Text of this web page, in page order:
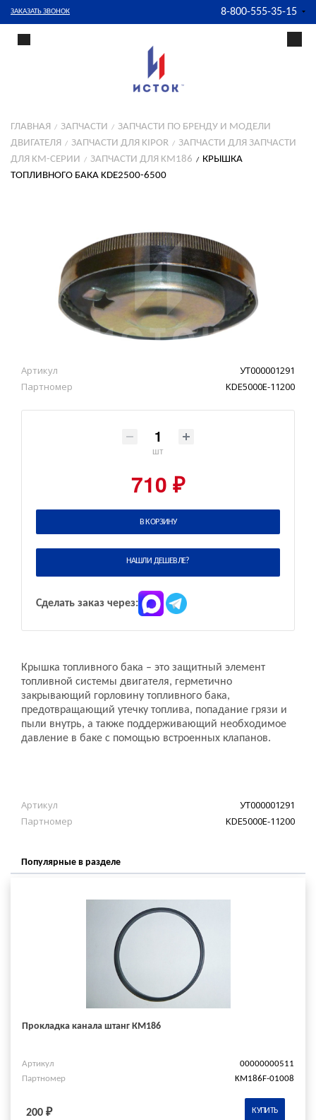
ЗАКАЗАТЬ ЗВОНОК 8-800-555-35-15
ГЛАВНАЯ ЗАПЧАСТИ
ЗАПЧАСТИ ПО БРЕНДУ И МОДЕЛИ
ДВИГАТЕЛЯ
ЗАПЧАСТИ ДЛЯ KIPOR
ЗАПЧАСТИ ДЛЯ ЗАПЧАСТИ
ДЛЯ KM-СЕРИИ
ЗАПЧАСТИ ДЛЯ KM186
КРЫШКА
ТОПЛИВНОГО БАКА KDE2500-6500
Артикул
УТ000001291
Партномер
KDE5000E-11200
шт
710 ₽
В КОРЗИНУ
НАШЛИ ДЕШЕВЛЕ?
Сделать заказ через:
Крышка топливного бака – это защитный элемент
топливной системы двигателя, герметично
закрывающий горловину топливного бака,
предотвращающий утечку топлива, попадание грязи и
пыли внутрь, а также поддерживающий необходимое
давление в баке с помощью встроенных клапанов.
Артикул
УТ000001291
Партномер
KDE5000E-11200
Популярные в разделе
Прокладка канала штанг КМ186
Артикул
00000000511
Партномер
KM186F-01008
200 ₽ КУПИТЬ